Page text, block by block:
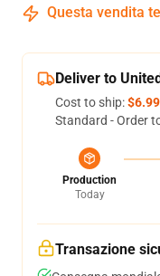
Questa vendita
Deliver to
Cost to ship:$6.99
Standard - Order
Production
Today
Transazione